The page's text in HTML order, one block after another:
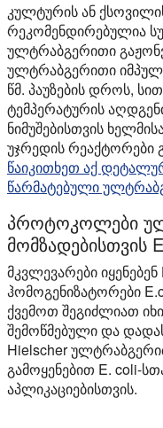
კულტურის ან
რეკომენდირებულია
ულტრაბგერითი
ულტრაბგერითი
წმ. პაუზების დროს,
ტემპერატურის
ნიმუშებისთვის
უჯრედის რეაქტორები
წაიკითხეთ აქ
წარმატებული
პროტოკოლები
მომზადებისთვის
მკვლევარები
ჰომოგენიზატორები
ქვემოთ შეგიძლიათ
შემოწმებული და
Hielscher
გამოყენებით E. coli-
აპლიკაციებისთვის.